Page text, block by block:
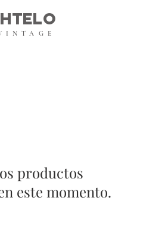
productos
este momento.